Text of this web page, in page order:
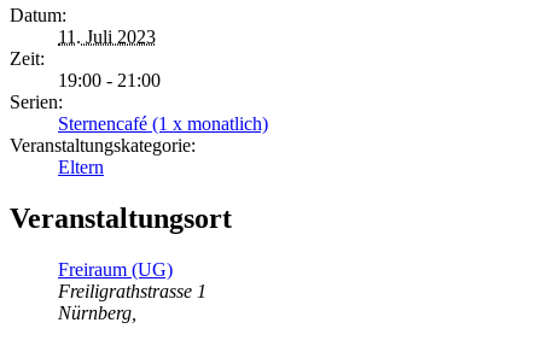
Datum:
11. Juli 2023
Zeit:
19:00 - 21:00
Serien:
Sternencafé (1 x monatlich)
Veranstaltungskategorie:
Eltern
Veranstaltungsort
Freiraum (UG)
Freiligrathstrasse 1
Nürnberg